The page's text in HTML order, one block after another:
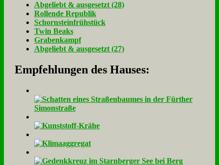
Ab­ge­liebt & aus­ge­setzt (28)
Rol­len­de Re­pu­blik
Schorn­stein­früh­stück
Twin Beaks
Gra­ben­kampf
Ab­ge­liebt & aus­ge­setzt (27)
Empfehlungen des Hauses: